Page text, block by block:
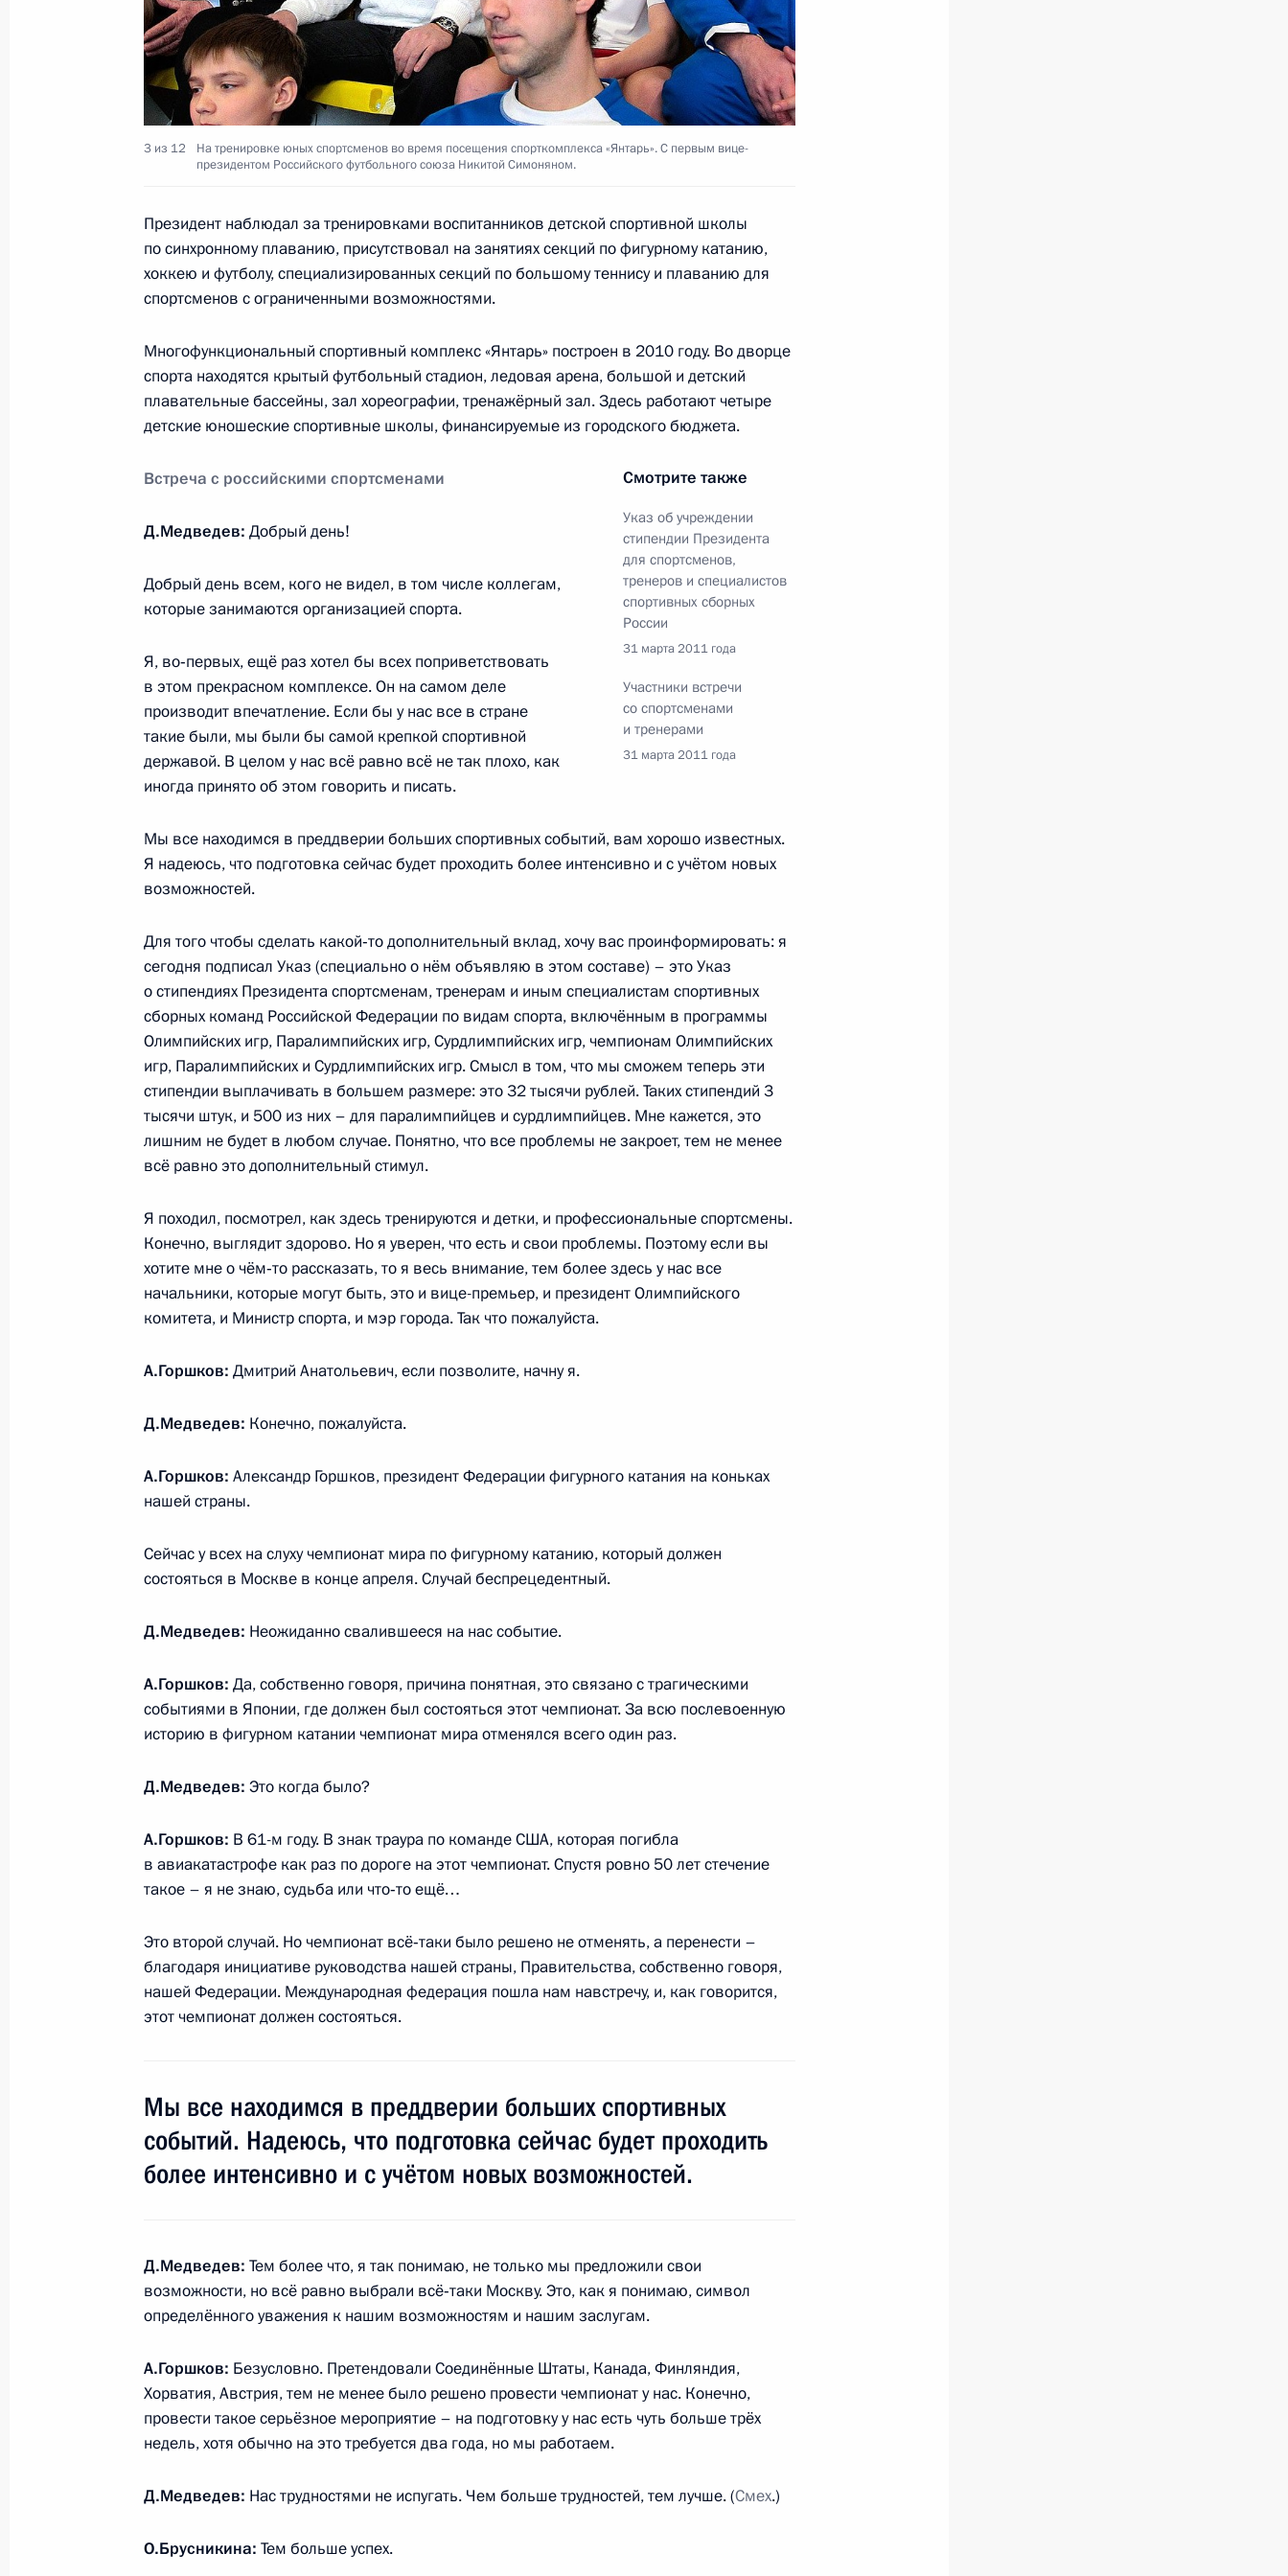
Заседание Совета Безопасности «О государственной политике
в области авиационной деятельности»
1 апреля 2011 года, 14:30 Московская область, Горки
4
Президент произвёл ряд назначений на должности руководящих
1 апреля 2011 года, 14:00
1 апреля 2011 года, 09:10
в Кодекс об административных правонарушениях
31 марта 2011 года, четверг
31 марта 2011 года, 19:00
Рабочая встреча с Юрием Чайкой и Александром Бастрыкиным
31 марта 2011 года, 17:30 Московская область, Горки
Рабочая встреча с мэром Москвы Сергеем Собяниным
Указ об учреждении стипендии Президента для спортсменов,
тренеров и специалистов спортивных сборных России
31 марта 2011 года, 16:30
Посещение спорткомплекса «Янтарь»
31 марта 2011 года, 16:00 Москва
12
30 марта 2011 года, среда
Соболезнования родным и близким Людмилы Гурченко
Заседание Комиссии по модернизации и технологическому
30 марта 2011 года, 17:00 Магнитогорск
Поездка в Магнитогорск
Дмитрий Медведев произвёл назначения на должности
руководящих сотрудников органов внутренних дел
Указ о назначении министров внутренних дел по Карачаево-
Черкесии и Кабардино-Балкарии
30 марта 2011 года, 09:00
29 марта 2011 года, вторник
Встреча с председателем Внешэкономбанка Владимиром
Рабочая встреча с первым заместителем директора ФСБ
Показать предыдущие материалы
Встреча с военнослужащими Военно-Морского Флота
3 из 12
На тренировке юных спортсменов во время посещения спорткомплекса «Янтарь». С первым вице-
президентом Российского футбольного союза Никитой Симоняном.
Президент наблюдал за тренировками воспитанников детской спортивной школы
по синхронному плаванию, присутствовал на занятиях секций по фигурному катанию,
хоккею и футболу, специализированных секций по большому теннису и плаванию для
спортсменов с ограниченными возможностями.
Многофункциональный спортивный комплекс «Янтарь» построен в 2010 году. Во дворце
спорта находятся крытый футбольный стадион, ледовая арена, большой и детский
плавательные бассейны, зал хореографии, тренажёрный зал. Здесь работают четыре
детские юношеские спортивные школы, финансируемые из городского бюджета.
Смотрите также
Указ об учреждении
стипендии Президента
для спортсменов,
тренеров и специалистов
спортивных сборных
России
31 марта 2011 года
Участники встречи
со спортсменами
и тренерами
31 марта 2011 года
Встреча с российскими спортсменами
Д.Медведев: Добрый день!
Добрый день всем, кого не видел, в том числе коллегам,
которые занимаются организацией спорта.
Я, во‑первых, ещё раз хотел бы всех поприветствовать
в этом прекрасном комплексе. Он на самом деле
производит впечатление. Если бы у нас все в стране
такие были, мы были бы самой крепкой спортивной
державой. В целом у нас всё равно всё не так плохо, как
иногда принято об этом говорить и писать.
Мы все находимся в преддверии больших спортивных событий, вам хорошо известных.
Я надеюсь, что подготовка сейчас будет проходить более интенсивно и с учётом новых
возможностей.
Для того чтобы сделать какой‑то дополнительный вклад, хочу вас проинформировать: я
сегодня подписал Указ (специально о нём объявляю в этом составе) – это Указ
о стипендиях Президента спортсменам, тренерам и иным специалистам спортивных
сборных команд Российской Федерации по видам спорта, включённым в программы
Олимпийских игр, Паралимпийских игр, Сурдлимпийских игр, чемпионам Олимпийских
игр, Паралимпийских и Сурдлимпийских игр. Смысл в том, что мы сможем теперь эти
стипендии выплачивать в большем размере: это 32 тысячи рублей. Таких стипендий 3
тысячи штук, и 500 из них – для паралимпийцев и сурдлимпийцев. Мне кажется, это
лишним не будет в любом случае. Понятно, что все проблемы не закроет, тем не менее
всё равно это дополнительный стимул.
Я походил, посмотрел, как здесь тренируются и детки, и профессиональные спортсмены.
Конечно, выглядит здорово. Но я уверен, что есть и свои проблемы. Поэтому если вы
хотите мне о чём‑то рассказать, то я весь внимание, тем более здесь у нас все
начальники, которые могут быть, это и вице-премьер, и президент Олимпийского
комитета, и Министр спорта, и мэр города. Так что пожалуйста.
А.Горшков: Дмитрий Анатольевич, если позволите, начну я.
Д.Медведев: Конечно, пожалуйста.
А.Горшков: Александр Горшков, президент Федерации фигурного катания на коньках
нашей страны.
Сейчас у всех на слуху чемпионат мира по фигурному катанию, который должен
состояться в Москве в конце апреля. Случай беспрецедентный.
Д.Медведев: Неожиданно свалившееся на нас событие.
А.Горшков: Да, собственно говоря, причина понятная, это связано с трагическими
событиями в Японии, где должен был состояться этот чемпионат. За всю послевоенную
историю в фигурном катании чемпионат мира отменялся всего один раз.
Д.Медведев: Это когда было?
А.Горшков: В 61-м году. В знак траура по команде США, которая погибла
в авиакатастрофе как раз по дороге на этот чемпионат. Спустя ровно 50 лет стечение
такое – я не знаю, судьба или что‑то ещё…
Это второй случай. Но чемпионат всё‑таки было решено не отменять, а перенести –
благодаря инициативе руководства нашей страны, Правительства, собственно говоря,
нашей Федерации. Международная федерация пошла нам навстречу, и, как говорится,
этот чемпионат должен состояться.
Мы все находимся в преддверии больших спортивных
событий. Надеюсь, что подготовка сейчас будет проходить
более интенсивно и с учётом новых возможностей.
Д.Медведев: Тем более что, я так понимаю, не только мы предложили свои
возможности, но всё равно выбрали всё‑таки Москву. Это, как я понимаю, символ
определённого уважения к нашим возможностям и нашим заслугам.
А.Горшков: Безусловно. Претендовали Соединённые Штаты, Канада, Финляндия,
Хорватия, Австрия, тем не менее было решено провести чемпионат у нас. Конечно,
провести такое серьёзное мероприятие – на подготовку у нас есть чуть больше трёх
недель, хотя обычно на это требуется два года, но мы работаем.
Д.Медведев: Нас трудностями не испугать. Чем больше трудностей, тем лучше. (Смех.)
О.Брусникина: Тем больше успех.